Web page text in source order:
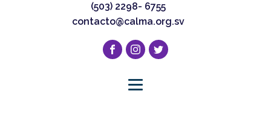
(503) 2298- 6755
contacto@calma.org.sv